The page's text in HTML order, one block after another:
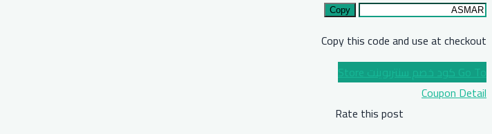
Copy
Copy this code and use at checkout
Go To كود خصم سنتربوينت Store
Coupon Detail
Rate this post